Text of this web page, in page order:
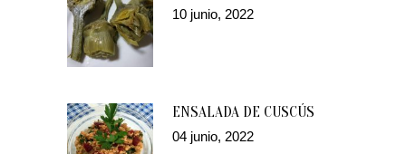
10 junio, 2022
ENSALADA DE CUSCÚS
04 junio, 2022